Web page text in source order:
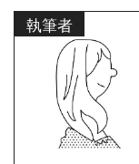
執筆者